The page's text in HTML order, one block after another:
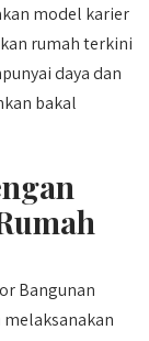
model karier
rumah terkini
daya dan
bakal
Bangunan
melaksanakan